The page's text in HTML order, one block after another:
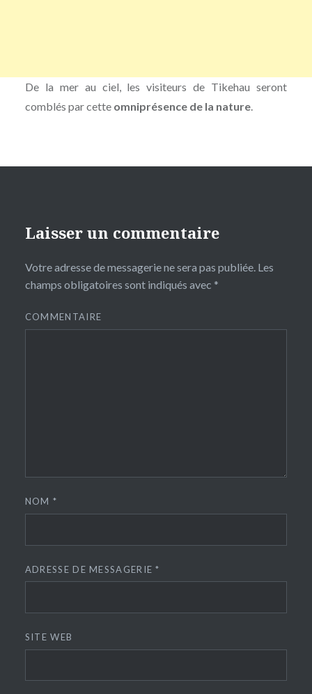
De la mer au ciel, les visiteurs de Tikehau seront
comblés par cette omniprésence de la nature.
Laisser un commentaire
Votre adresse de messagerie ne sera pas publiée.Les
champs obligatoires sont indiqués avec *
COMMENTAIRE
NOM*
ADRESSE DE MESSAGERIE*
SITE WEB